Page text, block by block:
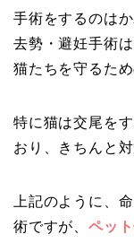
手術をするのは
去勢・避妊手術は
猫たちを守るた
特に猫は交尾を
おり、きちんと
上記のように、
術ですが、 ペッ